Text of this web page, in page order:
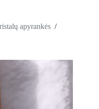
apyrankės /